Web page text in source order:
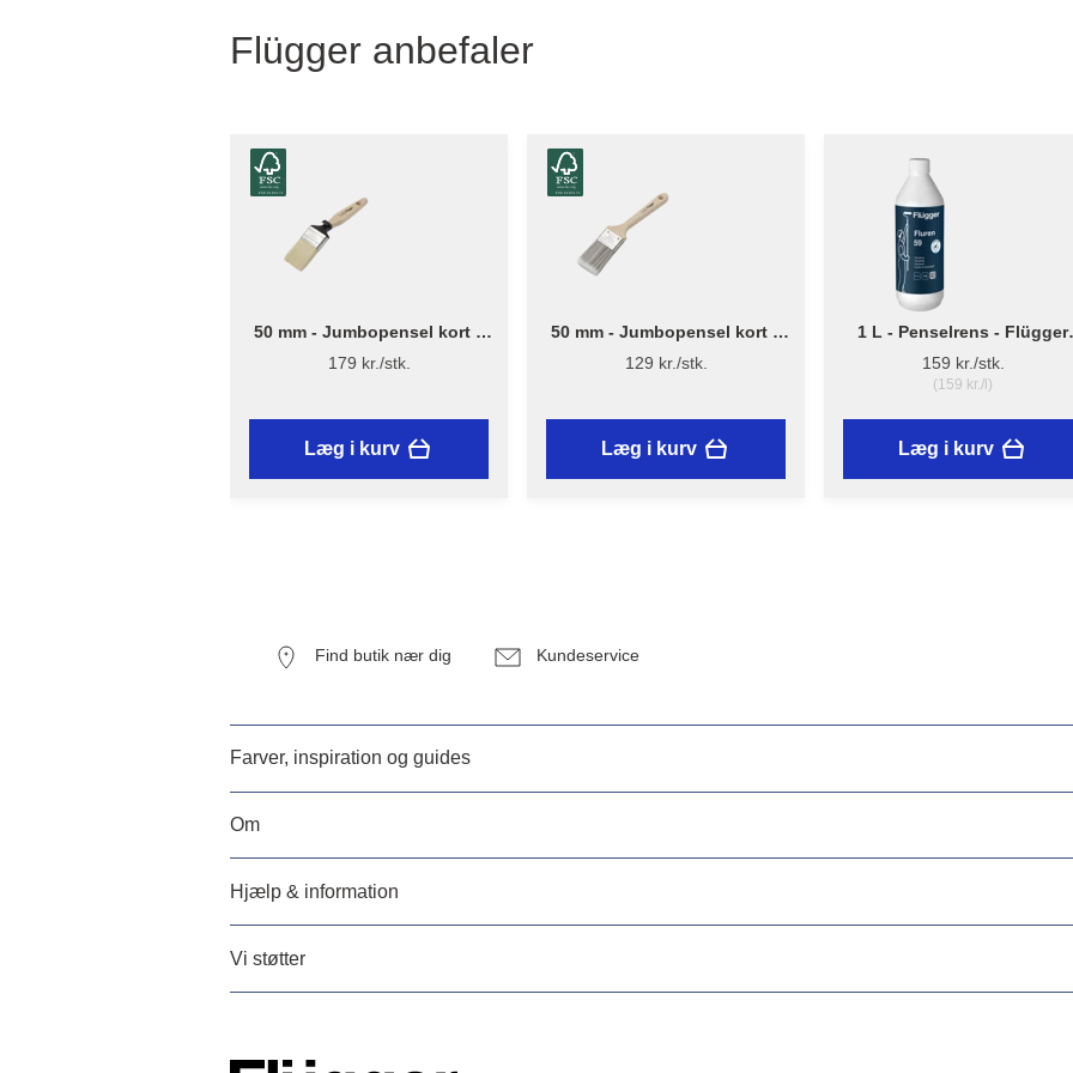
Flügger anbefaler
50 mm - Jumbopensel kort –
Flügger Excellence Series
179 kr./stk.
Læg i kurv
50 mm - Jumbopensel kort –
Flügger Pro Series
129 kr./stk.
Læg i kurv
1 L - Penselrens - Flügger
Fluren 59
159 kr./stk.
(159 kr./l)
Læg i kurv
Find butik nær dig Kundeservice
Farver, inspiration og guides
Om
Hjælp & information
Vi støtter